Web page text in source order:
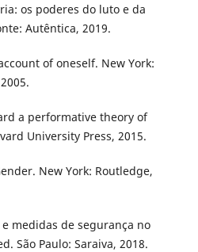
os poderes do luto e da
Autêntica, 2019.
of oneself. New York:
a performative theory of
University Press, 2015.
New York: Routledge,
e medidas de segurança no
São Paulo: Saraiva, 2018.